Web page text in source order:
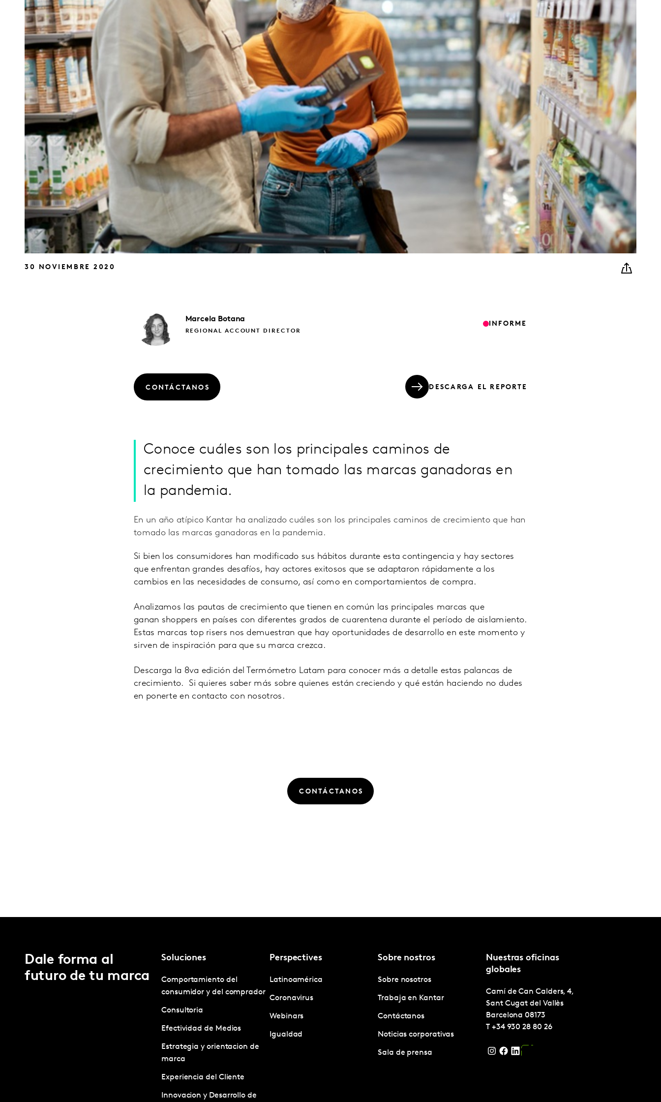
30 NOVIEMBRE 2020
Marcela Botana
REGIONAL ACCOUNT DIRECTOR
INFORME
CONTÁCTANOS DESCARGA EL REPORTE
Conoce cuáles son los principales caminos de
crecimiento que han tomado las marcas ganadoras en
la pandemia.
En un año atípico Kantar ha analizado cuáles son los principales caminos de crecimiento que han
tomado las marcas ganadoras en la pandemia.
Si bien los consumidores han modificado sus hábitos durante esta contingencia y hay sectores
que enfrentan grandes desafíos, hay actores exitosos que se adaptaron rápidamente a los
cambios en las necesidades de consumo, así como en comportamientos de compra.
Analizamos las pautas de crecimiento que tienen en común las principales marcas que
ganan shoppers en países con diferentes grados de cuarentena durante el período de aislamiento.
Estas marcas top risers nos demuestran que hay oportunidades de desarrollo en este momento y
sirven de inspiración para que su marca crezca.
Descarga la 8va edición del Termómetro Latam para conocer más a detalle estas palancas de
crecimiento. Si quieres saber más sobre quienes están creciendo y qué están haciendo no dudes
en ponerte en contacto con nosotros.
CONTÁCTANOS
Dale forma al
futuro de tu marca
Soluciones
Comportamiento del
consumidor y del comprador
Consultoria
Efectividad de Medios
Estrategia y orientacion de
marca
Experiencia del Cliente
Innovacion y Desarrollo de
Perspectives
Latinoamérica
Coronavirus
Webinars
Igualdad
Sobre nostros
Sobre nosotros
Trabaja en Kantar
Contáctanos
Noticias corporativas
Sala de prensa
Nuestras oficinas
globales
Camí de Can Calders, 4,
Sant Cugat del Vallès
Barcelona 08173
T +34 930 28 80 26